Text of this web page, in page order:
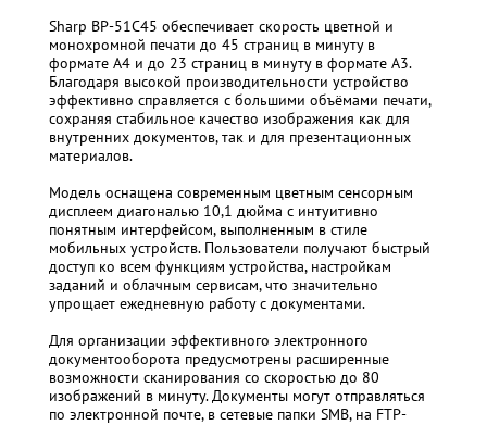
Sharp BP-51C45 обеспечивает скорость цветной и
монохромной печати до 45 страниц в минуту в
формате A4 и до 23 страниц в минуту в формате A3.
Благодаря высокой производительности устройство
эффективно справляется с большими объёмами печати,
сохраняя стабильное качество изображения как для
внутренних документов, так и для презентационных
материалов.
Модель оснащена современным цветным сенсорным
дисплеем диагональю 10,1 дюйма с интуитивно
понятным интерфейсом, выполненным в стиле
мобильных устройств. Пользователи получают быстрый
доступ ко всем функциям устройства, настройкам
заданий и облачным сервисам, что значительно
упрощает ежедневную работу с документами.
Для организации эффективного электронного
документооборота предусмотрены расширенные
возможности сканирования со скоростью до 80
изображений в минуту. Документы могут отправляться
по электронной почте, в сетевые папки SMB, на FTP-